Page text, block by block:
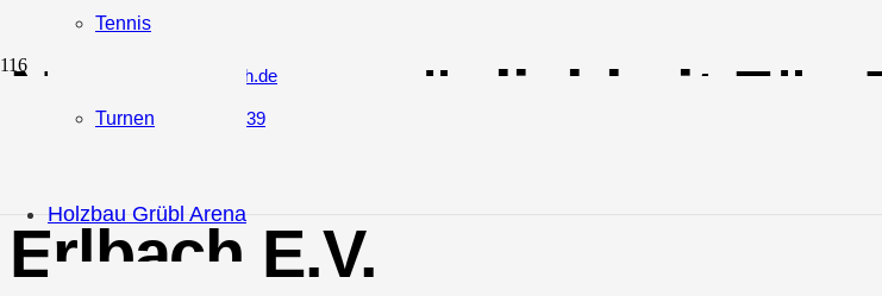
vorstand@sv-erlbach.de
+49 (0) 171 / 30 58 939
Tennis
Turnen
Holzbau Grübl Arena
Neue Lagermöglichkeit Für
Erlbach E.V.